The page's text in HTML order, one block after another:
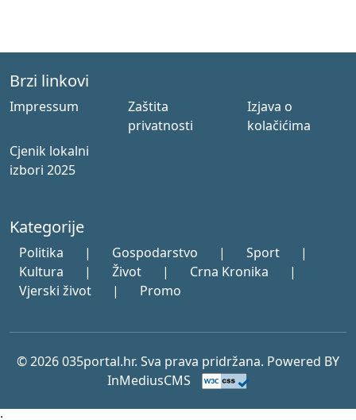
Brzi linkovi
Impressum
Zaštita
privatnosti
Izjava o
kolačićima
Cjenik lokalni
izbori 2025
Kategorije
Politika | Gospodarstvo | Sport
|
Kultura
| Život | Crna Kronika
|
Vjerski život
| Promo
© 2026 035portal.hr. Sva prava pridržana. Powered BY
InMediusCMS